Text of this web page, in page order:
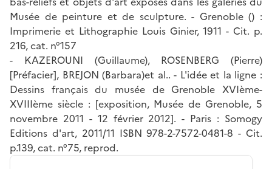
Musée de peinture et de sculpture. - Grenoble () :
Imprimerie et Lithographie Louis Ginier, 1911 - Cit. p.
216, cat. n°157
- KAZEROUNI (Guillaume), ROSENBERG (Pierre)
[Préfacier], BREJON (Barbara)et al.. - L'idée et la ligne :
Dessins français du musée de Grenoble XVIème-
XVIIIème siècle : [exposition, Musée de Grenoble, 5
novembre 2011 - 12 février 2012]. - Paris : Somogy
Editions d'art, 2011/11 ISBN 978-2-7572-0481-8 - Cit.
p.139, cat. n°75, reprod.